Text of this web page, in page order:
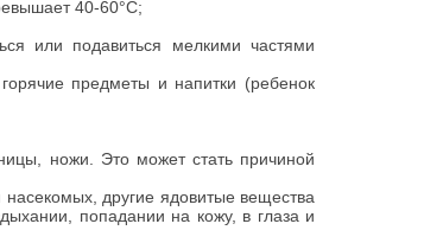
40-60°С;
или подавиться мелкими частями
предметы и напитки (ребенок
ножи. Это может стать причиной
другие ядовитые вещества
попадании на кожу, в глаза и